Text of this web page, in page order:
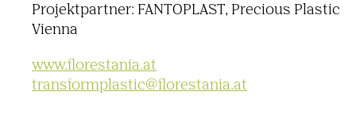
Projekt­partner: FANTO­PLAST, Precious Plastic
Vienna
www.​florestania.​at
trans­form­plastic@​florestania.​at